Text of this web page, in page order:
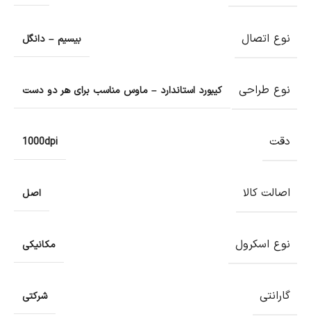
نوع اتصال بیسیم – دانگل
نوع طراحی کیبورد استاندارد – ماوس مناسب برای هر دو دست
دقت 1000dpi
اصالت کالا اصل
نوع اسکرول مکانیکی
گارانتی شرکتی